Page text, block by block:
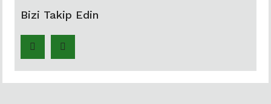
Bizi Takip Edin